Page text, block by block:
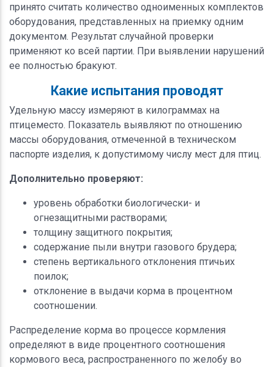
принято считать количество одноименных комплектов
оборудования, представленных на приемку одним
документом. Результат случайной проверки
применяют ко всей партии. При выявлении нарушений
ее полностью бракуют.
Какие испытания проводят
Удельную массу измеряют в килограммах на
птицеместо. Показатель выявляют по отношению
массы оборудования, отмеченной в техническом
паспорте изделия, к допустимому числу мест для птиц.
Дополнительно проверяют:
уровень обработки биологически- и
огнезащитными растворами;
толщину защитного покрытия;
содержание пыли внутри газового брудера;
степень вертикального отклонения птичьих
поилок;
отклонение в выдачи корма в процентном
соотношении.
Распределение корма во процессе кормления
определяют в виде процентного соотношения
кормового веса, распространенного по желобу во